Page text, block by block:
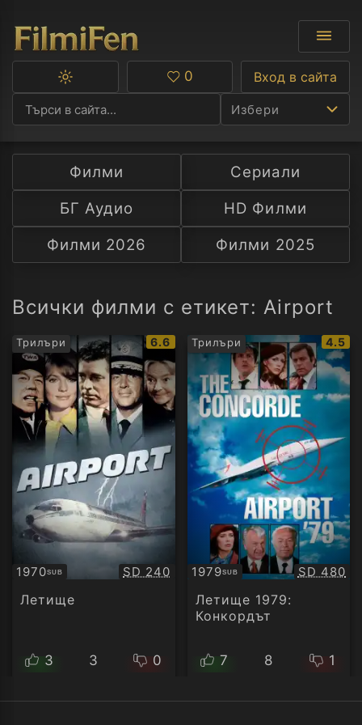
Избери
Ф
С
А
Превключване
тъмна
тема
Любими
0 Вход в сайта
Филми
Сериали
БГ Аудио
HD Филми
Филми 2026
Филми 2025
Всички филми с етикет: Airport
Трилъри
IMDb
рейтинг:
6.6
1970SUB
Субтитри Качество:
SD 240
Летище
3 3 0
Трилъри
IMDb
4.5
1979SUB
Субтитри SD 480
Летище 1979:
Конкордът
7 8 1